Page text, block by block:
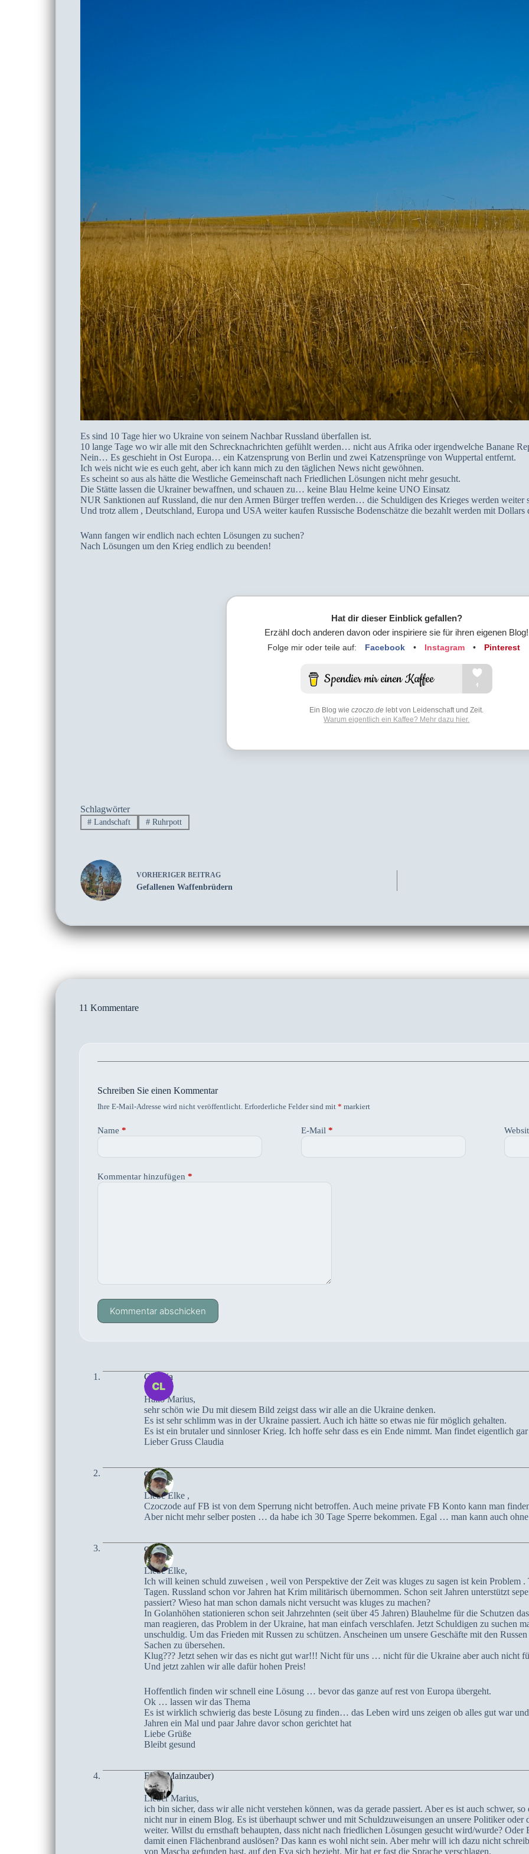
Es sind 10 Tage hier wo Ukraine von seinem Nachbar Russland überfallen ist.
10 lange Tage wo wir alle mit den Schrecknachrichten gefühlt werden… nicht aus Afrika oder irgendwelche Banane
Nein… Es geschieht in Ost Europa… ein Katzensprung von Berlin und zwei Katzensprünge von Wuppertal entfernt.
Ich weis nicht wie es euch geht, aber ich kann mich zu den täglichen News nicht gewöhnen.
Es scheint so aus als hätte die Westliche Gemeinschaft nach Friedlichen Lösungen nicht mehr gesucht.
Die Stätte lassen die Ukrainer bewaffnen, und schauen zu… keine Blau Helme keine UNO Einsatz
NUR Sanktionen auf Russland, die nur den Armen Bürger treffen werden… die Schuldigen des Krieges werden weiter
Und trotz allem , Deutschland, Europa und USA weiter kaufen Russische Bodenschätze die bezahlt werden mit
Wann fangen wir endlich nach echten Lösungen zu suchen?
Nach Lösungen um den Krieg endlich zu beenden!
Hat dir dieser Einblick gefallen?
Erzähl doch anderen davon oder inspiriere sie für ihren eigenen Blog!
Folge mir oder teile auf: Facebook • Instagram • Pinterest
Ein Blog wieczoczo.de lebt von Leidenschaft und Zeit.
Warum eigentlich ein Kaffee? Mehr dazu hier.
Schlagwörter
# Landschaft # Ruhrpott
VORHERIGER BEITRAG
Gefallenen Waffenbrüdern
11 Kommentare
Schreiben Sie einen Kommentar
Ihre E-Mail-Adresse wird nicht veröffentlicht. Erforderliche Felder sind mit * markiert
Name * E-Mail*
Kommentar hinzufügen *
Kommentar abschicken
Claudia
Hallo Marius,
sehr schön wie Du mit diesem Bild zeigst dass wir alle an die Ukraine denken.
Es ist sehr schlimm was in der Ukraine passiert. Auch ich hätte so etwas nie für möglich gehalten.
Es ist ein brutaler und sinnloser Krieg. Ich hoffe sehr dass es ein Ende nimmt. Man findet eigentlich
Lieber Gruss Claudia
czoczo
Liebe Elke ,
Czoczode auf FB ist von dem Sperrung nicht betroffen. Auch meine private FB Konto kann man
Aber nicht mehr selber posten … da habe ich 30 Tage Sperre bekommen. Egal … man kann auch
czoczo
Liebe Elke,
Ich will keinen schuld zuweisen , weil von Perspektive der Zeit was kluges zu sagen ist kein Problem .
Tagen. Russland schon vor Jahren hat Krim militärisch übernommen. Schon seit Jahren unterstützt
passiert? Wieso hat man schon damals nicht versucht was kluges zu machen?
In Golanhöhen stationieren schon seit Jahrzehnten (seit über 45 Jahren) Blauhelme für die Schutzen
man reagieren, das Problem in der Ukraine, hat man einfach verschlafen. Jetzt Schuldigen zu suchen
unschuldig. Um das Frieden mit Russen zu schützen. Anscheinen um unsere Geschäfte mit den
Sachen zu übersehen.
Klug??? Jetzt sehen wir das es nicht gut war!!! Nicht für uns … nicht für die Ukraine aber auch nicht
Und jetzt zahlen wir alle dafür hohen Preis!
Hoffentlich finden wir schnell eine Lösung … bevor das ganze auf rest von Europa übergeht.
Ok … lassen wir das Thema
Es ist wirklich schwierig das beste Lösung zu finden… das Leben wird uns zeigen ob alles gut war
Jahren ein Mal und paar Jahre davor schon gerichtet hat
Liebe Grüße
Bleibt gesund
Elke (Mainzauber)
Lieber Marius,
ich bin sicher, dass wir alle nicht verstehen können, was da gerade passiert. Aber es ist auch schwer,
nicht nur in einem Blog. Es ist überhaupt schwer und mit Schuldzuweisungen an unsere Politiker
weiter. Willst du ernsthaft behaupten, dass nicht nach friedlichen Lösungen gesucht wird/wurde? Oder
damit einen Flächenbrand auslösen? Das kann es wohl nicht sein. Aber mehr will ich dazu nicht
von Mascha gefunden hast, auf den Eva sich bezieht. Mir hat er fast die Sprache verschlagen.